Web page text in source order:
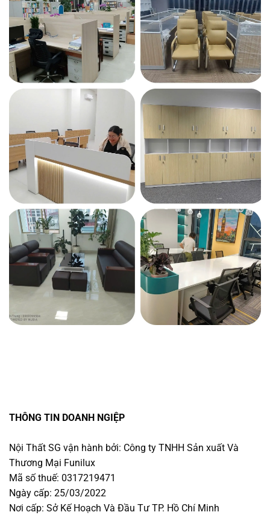
THÔNG TIN DOANH NGIỆP
Nội Thất SG vận hành bởi: Công ty TNHH Sản xuất Và
Thương Mại Funilux
Mã số thuế: 0317219471
Ngày cấp: 25/03/2022
Nơi cấp: Sở Kế Hoạch Và Đầu Tư TP. Hồ Chí Minh